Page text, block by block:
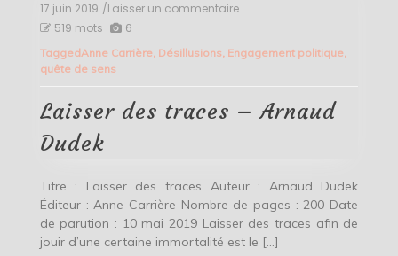
17 juin 2019 /Laisser un commentaireon
traces
Dudek
519 mots 6
TaggedAnne Carrière, Désillusions, Engagement politique,
quête de sens
Laisser des traces – Arnaud
Dudek
Titre : Laisser des traces Auteur : Arnaud Dudek
Éditeur : Anne Carrière Nombre de pages : 200 Date
de parution : 10 mai 2019 Laisser des traces afin de
jouir d’une certaine immortalité est le […]